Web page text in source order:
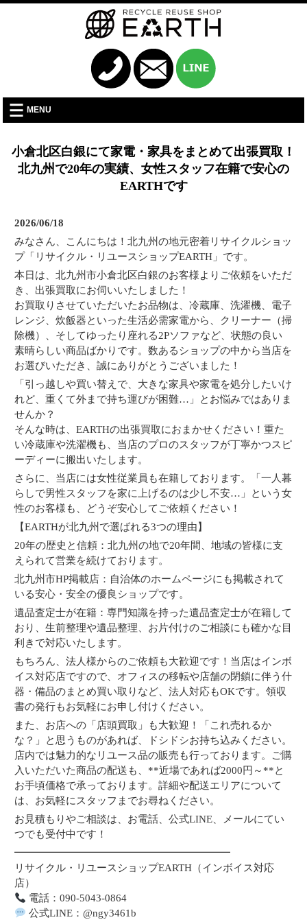
MENU
小倉北区白銀にて家電・家具をまとめて出張買取！
北九州で20年の実績、女性スタッフ在籍で安心の
EARTHです
2026/06/18
みなさん、こんにちは！北九州の地元密着リサイクルショッ
プ「リサイクル・リユースショップEARTH」です。
本日は、北九州市小倉北区白銀のお客様よりご依頼をいただ
き、出張買取にお伺いいたしました！
お買取りさせていただいたお品物は、冷蔵庫、洗濯機、電子
レンジ、炊飯器といった生活必需家電から、クリーナー（掃
除機）、そしてゆったり座れる2Pソファなど、状態の良い
素晴らしい商品ばかりです。数あるショップの中から当店を
お選びいただき、誠にありがとうございました！
「引っ越しや買い替えで、大きな家具や家電を処分したいけ
れど、重くて外まで持ち運びが困難…」とお悩みではありま
せんか？
そんな時は、EARTHの出張買取におまかせください！重た
い冷蔵庫や洗濯機も、当店のプロのスタッフが丁寧かつスピ
ーディーに搬出いたします。
さらに、当店には女性従業員も在籍しております。「一人暮
らしで男性スタッフを家に上げるのは少し不安…」という女
性のお客様も、どうぞ安心してご依頼ください！
【EARTHが北九州で選ばれる3つの理由】
20年の歴史と信頼：北九州の地で20年間、地域の皆様に支
えられて営業を続けております。
北九州市HP掲載店：自治体のホームページにも掲載されて
いる安心・安全の優良ショップです。
遺品査定士が在籍：専門知識を持った遺品査定士が在籍して
おり、生前整理や遺品整理、お片付けのご相談にも確かな目
利きで対応いたします。
もちろん、法人様からのご依頼も大歓迎です！当店はインボ
イス対応店ですので、オフィスの移転や店舗の閉鎖に伴う什
器・備品のまとめ買い取りなど、法人対応もOKです。領収
書の発行もお気軽にお申し付けください。
また、お店への「店頭買取」も大歓迎！「これ売れるか
な？」と思うものがあれば、ドシドシお持ち込みください。
店内では魅力的なリユース品の販売も行っております。ご購
入いただいた商品の配送も、**近場であれば2000円～**と
お手頃価格で承っております。詳細や配送エリアについて
は、お気軽にスタッフまでお尋ねください。
お見積もりやご相談は、お電話、公式LINE、メールにてい
つでも受付中です！
━━━━━━━━━━━━━━━━━━━━━
リサイクル・リユースショップEARTH（インボイス対応
店）
電話：090-5043-0864
公式LINE：@ngy3461b